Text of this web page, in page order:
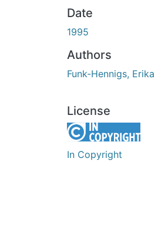
Date
1995
Authors
Funk-Hennigs, Erika
License
In Copyright